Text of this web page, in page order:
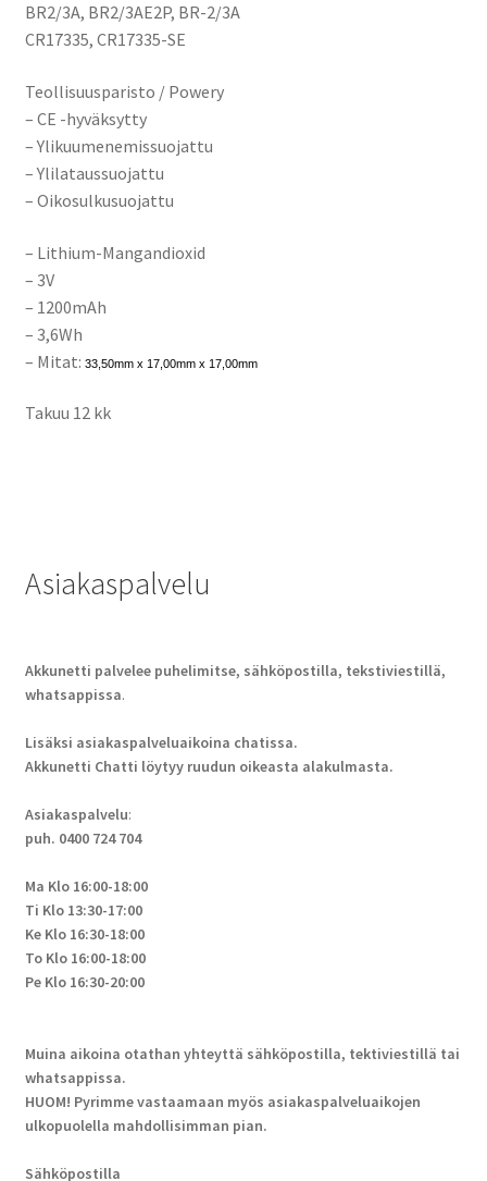
BR2/3A, BR2/3AE2P, BR-2/3A
CR17335, CR17335-SE
Teollisuusparisto / Powery
– CE -hyväksytty
– Ylikuumenemissuojattu
– Ylilataussuojattu
– Oikosulkusuojattu
– Lithium-Mangandioxid
– 3V
– 1200mAh
– 3,6Wh
– Mitat: 33,50mm x 17,00mm x 17,00mm
Takuu 12 kk
Asiakaspalvelu
Akkunetti palvelee puhelimitse, sähköpostilla, tekstiviestillä,
whatsappissa.
Lisäksi asiakaspalveluaikoina chatissa.
Akkunetti Chatti löytyy ruudun oikeasta alakulmasta.
Asiakaspalvelu:
puh. 0400 724 704
Ma Klo 16:00-18:00
Ti Klo 13:30-17:00
Ke Klo 16:30-18:00
To Klo 16:00-18:00
Pe Klo 16:30-20:00
Muina aikoina otathan yhteyttä sähköpostilla, tektiviestillä tai
whatsappissa.
HUOM! Pyrimme vastaamaan myös asiakaspalveluaikojen
ulkopuolella mahdollisimman pian.
Sähköpostilla